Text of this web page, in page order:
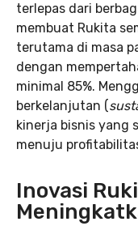
terlepas dari
membuat Rukita
terutama di masa
dengan
minimal 85%.
berkelanjutan (
kinerja bisnis yang
menuju
Inovasi